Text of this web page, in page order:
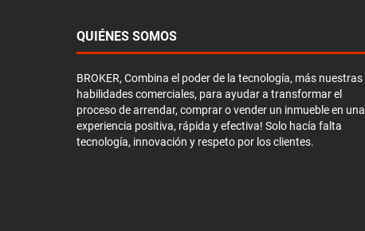
QUIÉNES SOMOS
BROKER, Combina el poder de la tecnología, más nuestras
habilidades comerciales, para ayudar a transformar el
proceso de arrendar, comprar o vender un inmueble en una
experiencia positiva, rápida y efectiva! Solo hacía falta
tecnología, innovación y respeto por los clientes.